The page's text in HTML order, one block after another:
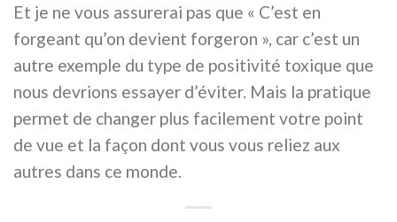
Et je ne vous assurerai pas que « C’est en
forgeant qu’on devient forgeron », car c’est un
autre exemple du type de positivité toxique que
nous devrions essayer d’éviter. Mais la pratique
permet de changer plus facilement votre point
de vue et la façon dont vous vous reliez aux
autres dans ce monde.